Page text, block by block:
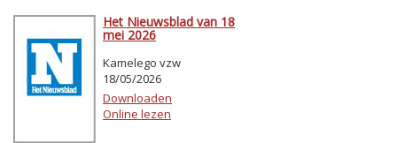
Het Nieuwsblad van 18
mei 2026
Kamelego vzw
18/05/2026
Downloaden
Online lezen